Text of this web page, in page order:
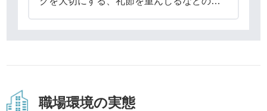
について「体育会系」と思われる方は少な
からずいらっしゃるのかもしれません。一
職場環境の実態